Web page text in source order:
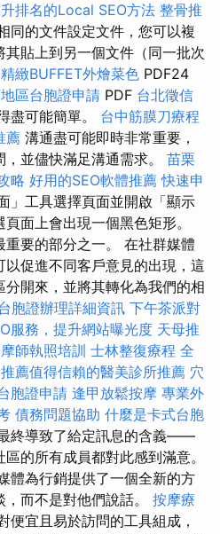
排名的Local SEO方法 整骨推
同的文件設定文件，您可以複
貼上到另一個文件（同一批次
精緻BUFFET外燴菜色 PDF24
區台胞證申請 PDF 台北徵信
盡可能簡單。 台中筋膜刀療程
薦 溝通盡可能即時非常重要，
並儘快滿足溝通需求。 苗栗
略 好用的SEO軟體推薦 快速申
」工具選擇頁面並開啟「顯示
面上會出現一個黑色矩形。
要的部分之一。 在社群媒體
促進不同客戶意見的出現，這
開來，並將其轉化為我們的相
胞證辦理詳細資訊 下午茶派對
服務，提升網站曝光度 天母推
師執照培訓 士林整復療程 全
推薦值得信賴的醫美診所推薦 穴
胞證申請 逢甲放鬆按摩 專業外
債務問題協助 什麼是卡式台胞
終導致了給定訊息的含義——
的所有成員都對此感到滿意。
體為行銷提供了一個全新的方
而不是對他們說話。 按摩療
便宜且易於訪問的工具組成，